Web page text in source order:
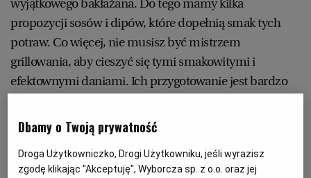
KRAKÓW
LUBLIN
OLSZTYN
SPORT.PL
PUBLIO.PL
DZIECKO
wyjątkowego bakłażana. Do tego mamy kilka
propozycji sosów i dipów, które dopełnią smak tych
potraw. Co więcej, nie musisz być mistrzem
grillowania, aby cieszyć się tymi smakowitymi i
efektownymi daniami. Ich przygotowanie jest bardzo
Gotowy na grillowanie? Czas zacząć przygotowania
pysznych dań!
Dbamy o Twoją prywatność
Droga Użytkowniczko, Drogi Użytkowniku, jeśli wyrazisz
zgodę klikając "Akceptuję", Wyborcza sp. z o.o. oraz jej